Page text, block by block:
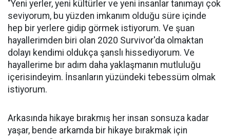
"Yeni yerler, yeni kültürler ve yeni insanlar tanımayı çok
seviyorum, bu yüzden imkanım olduğu süre içinde
hep bir yerlere gidip görmek istiyorum. Ve şuan
hayallerimden biri olan 2020 Survivor'da olmaktan
dolayı kendimi oldukça şanslı hissediyorum. Ve
hayallerime bır adım daha yaklaşmanın mutluluğu
içerisindeyim. İnsanların yüzündeki tebessüm olmak
istiyorum.
Arkasında hikaye bırakmış her insan sonsuza kadar
yaşar, bende arkamda bir hikaye bırakmak için